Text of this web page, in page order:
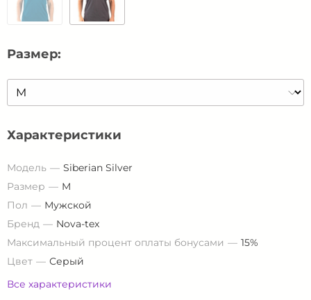
Размер:
Характеристики
Модель
Siberian Silver
Размер
M
Пол
Мужской
Бренд
Nova-tex
Максимальный процент оплаты бонусами
15%
Цвет
Серый
Все характеристики